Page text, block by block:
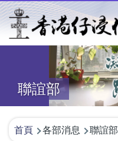
移至主內容
聯誼部
導
首頁 各部消息 聯誼部